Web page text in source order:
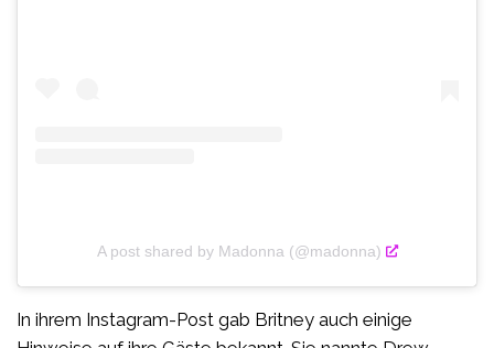
A post shared by Madonna (@madonna)
In ihrem Instagram-Post gab Britney auch einige